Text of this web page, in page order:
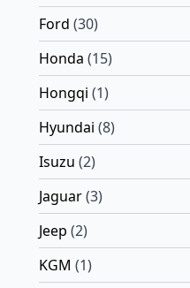
Ford (30)
Honda (15)
Hongqi (1)
Hyundai (8)
Isuzu (2)
Jaguar(3)
Jeep (2)
KGM (1)